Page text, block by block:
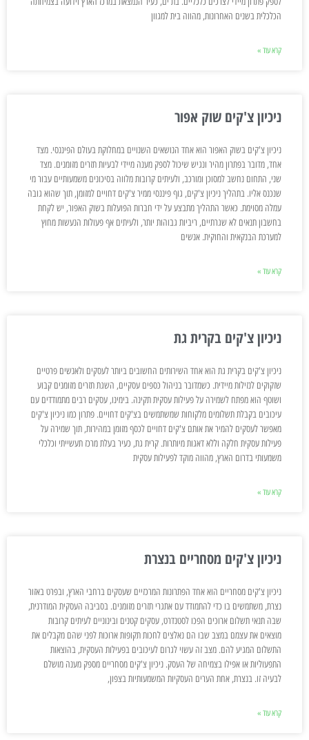
הכלכלית בשנים האחרונות, מהווה בית למגוון
קרא עוד »
ניכיון צ'קים שוק אפור
ניכיון צ'קים בשוק האפור הוא אחד הנושאים השנויים במחלוקת בעולם הפיננסי. מצד
אחד, מדובר בפתרון מהיר ונגיש שיכול לספק מענה מיידי לבעיות תזרים מזומנים. מצד
שני, התחום נחשב למסוכן ומורכב, ולעיתים קרובות מלווה בסיכונים משמעותיים עבור מי
שנכנס אליו. בתהליך ניכיון צ'קים, גוף פיננסי ממיר צ'קים דחויים למזומן, תוך שהוא גובה
עמלה מסוימת. כאשר התהליך מתבצע על ידי חברות הפועלות בשוק האפור, יש לקחת
בחשבון תנאים לא שגרתיים, ריביות גבוהות יותר, ולעיתים אף פעולות הנעשות מחוץ
למערכת הבנקאית והחוקית. אנשים
קרא עוד »
ניכיון צ'קים בקרית גת
ניכיון צ'קים בקרית גת הוא אחד השירותים החשובים ביותר לעסקים ולאנשים פרטיים
שזקוקים לנזילות מיידית. כשמדובר בניהול כספים עסקיים, השגת תזרים מזומנים קבוע
ושוטף הוא מפתח לשמירה על פעילות עסקית תקינה. בימינו, עסקים רבים מתמודדים עם
עיכובים בקבלת תשלומים מלקוחות שמשתמשים בצ'קים דחויים. פתרון כמו ניכיון צ'קים
מאפשר לעסקים להמיר את אותם צ'קים דחויים לכסף מזומן במהירות, תוך שמירה על
פעילות עסקית חלקה וללא דאגות מיותרות. קרית גת, כעיר בעלת מרכז תעשייתי וכלכלי
משמעותי בדרום הארץ, מהווה מוקד לפעילות עסקית
קרא עוד »
ניכיון צ'קים מסחריים בנצרת
ניכיון צ'קים מסחריים הוא אחד הפתרונות המרכזיים שעסקים ברחבי הארץ, ובפרט באזור
נצרת, משתמשים בו כדי להתמודד עם אתגרי תזרים מזומנים. בסביבה העסקית המודרנית,
שבה תנאי תשלום ארוכים הפכו לסטנדרט, עסקים קטנים ובינוניים לעיתים קרובות
מוצאים את עצמם במצב שבו הם נאלצים לחכות תקופות ארוכות לפני שהם מקבלים את
התשלום המגיע להם. מצב זה עשוי לגרום לעיכובים בפעילות העסקית, בהוצאות
התפעוליות או אפילו בצמיחה של העסק. ניכיון צ'קים מסחריים מספק מענה מושלם
לבעיה זו. בנצרת, אחת הערים העסקיות המשמעותיות בצפון,
קרא עוד »